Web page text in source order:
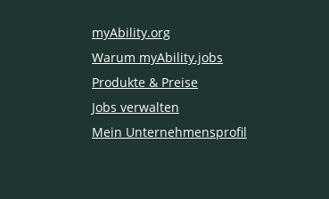
myAbility.org
Warum myAbility.jobs
Produkte & Preise
Jobs verwalten
Mein Unternehmensprofil